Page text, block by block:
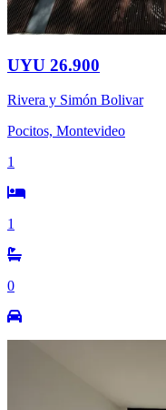
UYU 26.900
Rivera y Simón Bolivar
Pocitos, Montevideo
1
1
0